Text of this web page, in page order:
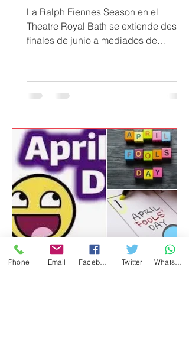
La Ralph Fiennes Season en el
Theatre Royal Bath se extiende desde
finales de junio a mediados de
consagrados (David Hare y Rebecca
Lenkiewicz), así como una nueva
William Shakespeare y las veladas
musicales con Patti Smith y Kae
Tempest.
Phone Email Twitter